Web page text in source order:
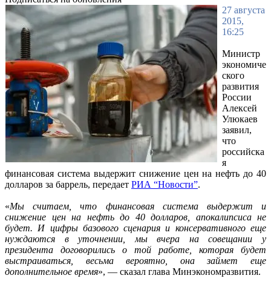
27 августа
2015,
16:25
Министр
экономиче
ского
развития
России
Алексей
Улюкаев
заявил,
что
российска
я
финансовая система выдержит снижение цен на нефть до 40
долларов за баррель, передает РИА “Новости”.
«Мы считаем, что финансовая система выдержит и
снижение цен на нефть до 40 долларов, апокалипсиса не
будет. И цифры базового сценария и консервативного еще
нуждаются в уточнении, мы вчера на совещании у
президента договорились о той работе, которая будет
выстраиваться, весьма вероятно, она займет еще
дополнительное время», — сказал глава Минэкономразвития.